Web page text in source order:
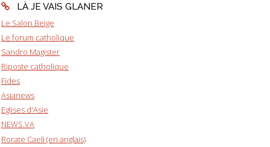
LÀ JE VAIS GLANER
Le Salon Beige
Le forum catholique
Sandro Magister
Riposte catholique
Fides
Asianews
Eglises d'Asie
NEWS.VA
Rorate Caeli (en anglais)